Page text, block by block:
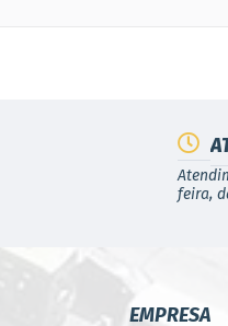
feira,
EMPRESA